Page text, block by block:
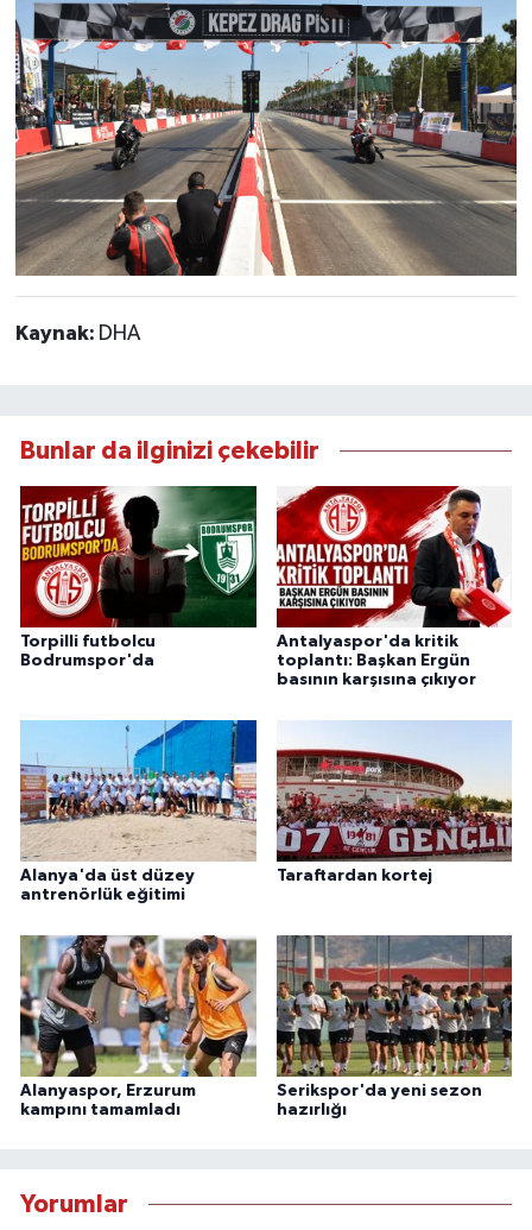
Kaynak: DHA
Bunlar da ilginizi çekebilir
Torpilli futbolcu
Bodrumspor'da
Antalyaspor'da kritik
toplantı: Başkan Ergün
basının karşısına çıkıyor
Alanya'da üst düzey
antrenörlük eğitimi
Taraftardan kortej
Alanyaspor, Erzurum
kampını tamamladı
Serikspor'da yeni sezon
hazırlığı
Yorumlar